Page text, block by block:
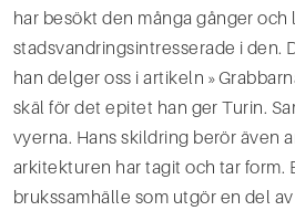
har besökt den många gånger och
stadsvandringsintresserade i den.
han delger oss i artikeln
skäl för det epitet han ger Turin.
vyerna. Hans skildring berör även
arkitektu­ren har tagit och tar form.
brukssamhälle som utgör en del